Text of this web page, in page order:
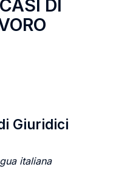
DI
Giuridici
italiana